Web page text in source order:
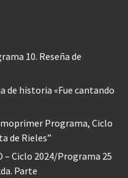
10. Reseña de
de historia «Fue cantando
Programa, Ciclo
de Rieles”
– Ciclo 2024/Programa 25
Parte